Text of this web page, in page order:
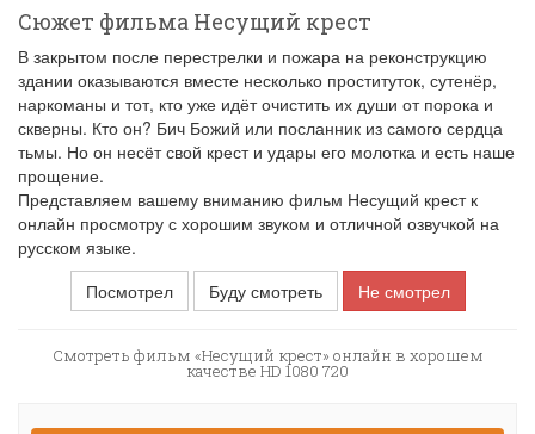
Сюжет фильма Несущий крест
В закрытом после перестрелки и пожара на реконструкцию
здании оказываются вместе несколько проституток, сутенёр,
наркоманы и тот, кто уже идёт очистить их души от порока и
скверны. Кто он? Бич Божий или посланник из самого сердца
тьмы. Но он несёт свой крест и удары его молотка и есть наше
прощение.
Представляем вашему вниманию фильм Несущий крест к
онлайн просмотру с хорошим звуком и отличной озвучкой на
русском языке.
Посмотрел
Буду смотреть Не смотрел
Смотреть фильм «Несущий крест» онлайн в хорошем
качестве HD 1080 720